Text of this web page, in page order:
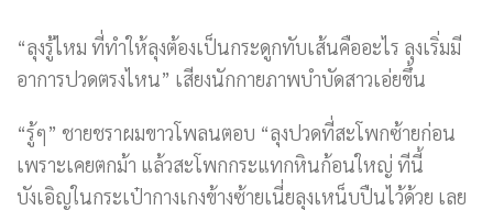
“ลุงรู้ไหม ที่ทำให้ลุงต้องเป็นกระดูกทับเส้นคืออะไร ลุงเริ่มมี
อาการปวดตรงไหน” เสียงนักกายภาพบำบัดสาวเอ่ยขึ้น
“รู้ๆ” ชายชราผมขาวโพลนตอบ “ลุงปวดที่สะโพกซ้ายก่อน
เพราะเคยตกม้า แล้วสะโพกกระแทกหินก้อนใหญ่ ทีนี้
บังเอิญในกระเป๋ากางเกงข้างซ้ายเนี่ยลุงเหน็บปืนไว้ด้วย เลย